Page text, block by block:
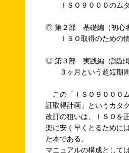
ＩＳＯ９０００のムダ
◎ 第２部 基礎編（初心
ＩＳＯ取得のための情
◎ 第３部 実践編（認証
３ヶ月という超短期間
この「ＩＳＯ９０００
証取得計画」というカタ
改訂の狙いは、ＩＳＯを
楽に安く早くとるために
た本である。
マニュアルの構成として